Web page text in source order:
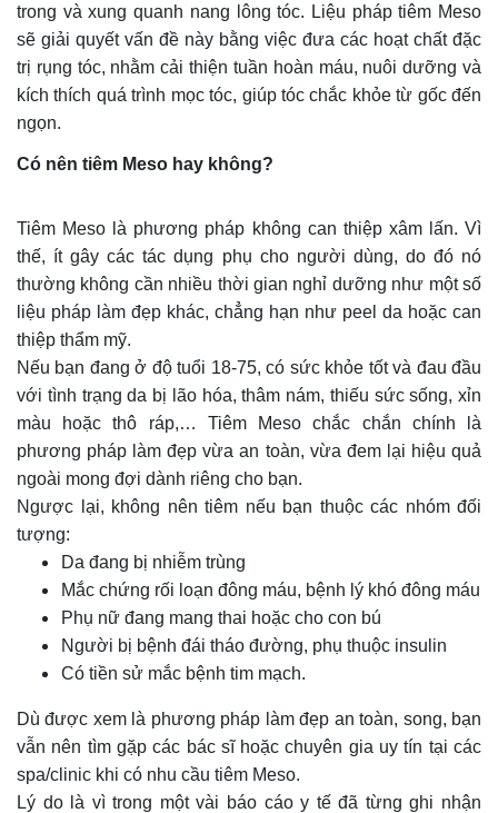
trong và xung quanh nang lông tóc. Liệu pháp tiêm Meso
sẽ giải quyết vấn đề này bằng việc đưa các hoạt chất đặc
trị rụng tóc, nhằm cải thiện tuần hoàn máu, nuôi dưỡng và
kích thích quá trình mọc tóc, giúp tóc chắc khỏe từ gốc đến
ngọn.
Có nên tiêm Meso hay không?
Tiêm Meso là phương pháp không can thiệp xâm lấn. Vì
thế, ít gây các tác dụng phụ cho người dùng, do đó nó
thường không cần nhiều thời gian nghỉ dưỡng như một số
liệu pháp làm đẹp khác, chẳng hạn như peel da hoặc can
thiệp thẩm mỹ.
Nếu bạn đang ở độ tuổi 18-75, có sức khỏe tốt và đau đầu
với tình trạng da bị lão hóa, thâm nám, thiếu sức sống, xỉn
màu hoặc thô ráp,… Tiêm Meso chắc chắn chính là
phương pháp làm đẹp vừa an toàn, vừa đem lại hiệu quả
ngoài mong đợi dành riêng cho bạn.
Ngược lại, không nên tiêm nếu bạn thuộc các nhóm đối
tượng:
Da đang bị nhiễm trùng
Mắc chứng rối loạn đông máu, bệnh lý khó đông máu
Phụ nữ đang mang thai hoặc cho con bú
Người bị bệnh đái tháo đường, phụ thuộc insulin
Có tiền sử mắc bệnh tim mạch.
Dù được xem là phương pháp làm đẹp an toàn, song, bạn
vẫn nên tìm gặp các bác sĩ hoặc chuyên gia uy tín tại các
spa/clinic khi có nhu cầu tiêm Meso.
Lý do là vì trong một vài báo cáo y tế đã từng ghi nhận